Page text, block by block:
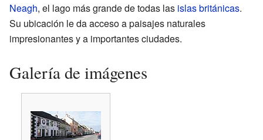
Neagh, el lago más grande de todas las islas británicas.
Su ubicación le da acceso a paisajes naturales
impresionantes y a importantes ciudades.
Galería de imágenes